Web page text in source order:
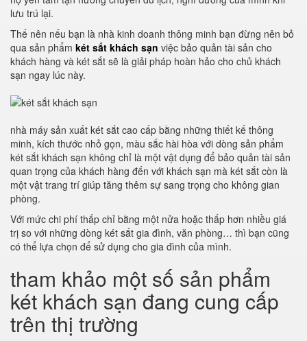
lưu trú lại.
Thế nên nếu bạn là nhà kinh doanh thông minh bạn đừng nên bỏ
qua sản phẩm két sắt khách sạn việc bảo quản tài sản cho
khách hàng và két sắt sẽ là giải pháp hoàn hảo cho chủ khách
sạn ngay lúc này.
nhà máy sản xuất két sắt cao cấp bằng những thiết kế thông
minh, kích thước nhỏ gọn, màu sắc hài hòa với dòng sản phẩm
két sắt khách sạn không chỉ là một vật dụng để bảo quản tài sản
quan trọng của khách hàng đến với khách sạn mà két sắt còn là
một vật trang trí giúp tăng thêm sự sang trọng cho không gian
phòng.
Với mức chi phí thấp chỉ bằng một nửa hoặc thấp hơn nhiều giá
trị so với những dòng két sắt gia đình, văn phòng… thì bạn cũng
có thể lựa chọn để sử dụng cho gia đình của mình.
tham khảo một số sản phẩm
két khách sạn đang cung cấp
trên thị trường